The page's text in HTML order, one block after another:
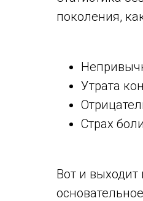
поколения,
Утрата
Страх
Вот и выходит